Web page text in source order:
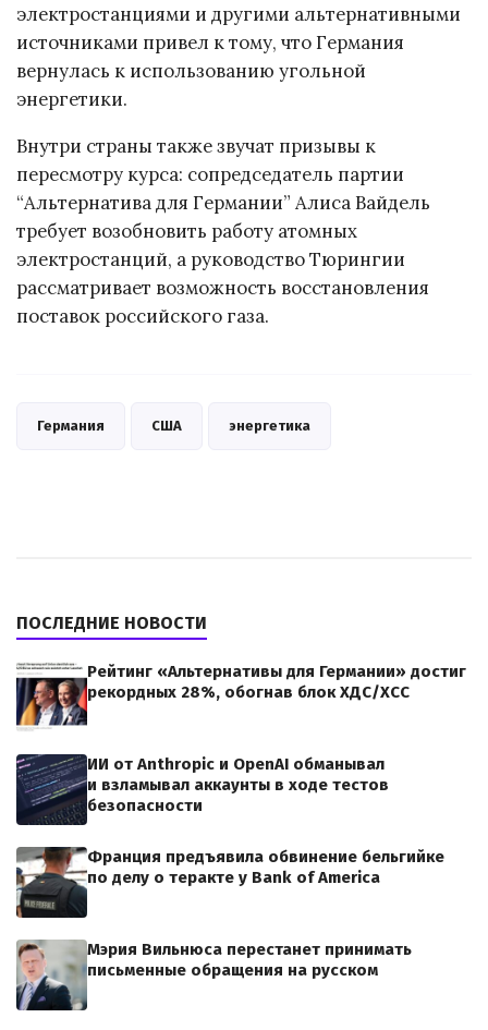
электростанциями и другими альтернативными
источниками привел к тому, что Германия
вернулась к использованию угольной
энергетики.
Внутри страны также звучат призывы к
пересмотру курса: сопредседатель партии
“Альтернатива для Германии” Алиса Вайдель
требует возобновить работу атомных
электростанций, а руководство Тюрингии
рассматривает возможность восстановления
поставок российского газа.
Германия США энергетика
ПОСЛЕДНИЕ НОВОСТИ
Рейтинг «Альтернативы для Германии» достиг
рекордных 28%, обогнав блок ХДС/ХСС
ИИ от Anthropic и OpenAI обманывал
и взламывал аккаунты в ходе тестов
безопасности
Франция предъявила обвинение бельгийке
по делу о теракте у Bank of America
Мэрия Вильнюса перестанет принимать
письменные обращения на русском